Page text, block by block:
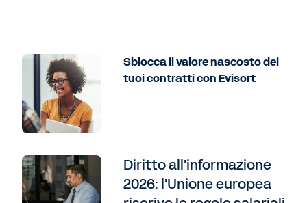
Sblocca il valore nascosto dei
tuoi contratti con Evisort
Diritto all'informazione
2026: l'Unione europea